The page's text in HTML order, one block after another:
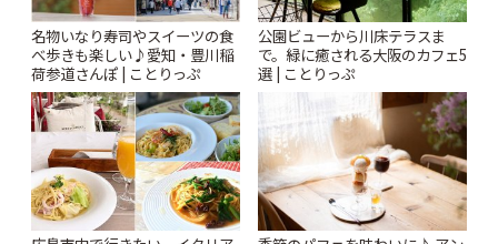
名物いなり寿司やスイーツの食
べ歩きも楽しい♪愛知・豊川稲
荷参道さんぽ | ことりっぷ
公園ビューから川床テラスま
で。緑に癒される大阪のカフェ5
選 | ことりっぷ